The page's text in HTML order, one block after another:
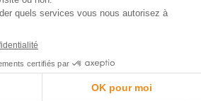
mis en relation avec le
qui mesure le
perdus. Plus un client
fidèle, plus la valeur qu’il
est importante.